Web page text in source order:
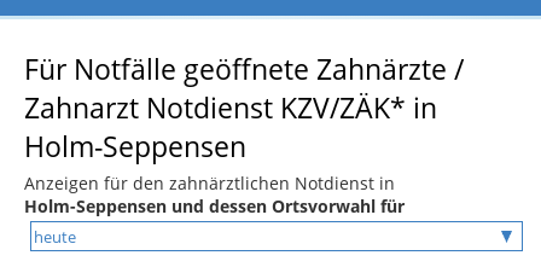
Für Notfälle geöffnete Zahnärzte /
Zahnarzt Notdienst KZV/ZÄK* in
Holm-Seppensen
Anzeigen für den zahnärztlichen Notdienst in
Holm-Seppensen und dessen Ortsvorwahl für